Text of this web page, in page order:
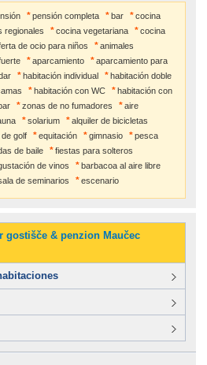
pensión completa bar
cocina
regionales cocina vegetariana
cocina
de ocio para niños
animales
aparcamiento
aparcamiento para
habitación individual
habitación doble
habitación con WC
habitación con
zonas de no fumadores
aire
solarium
alquiler de bicicletas
golf equitación gimnasio
pesca
de baile
fiestas para solteros
de vinos
barbacoa al aire libre
de seminarios escenario
gostišče & penzion Maučec